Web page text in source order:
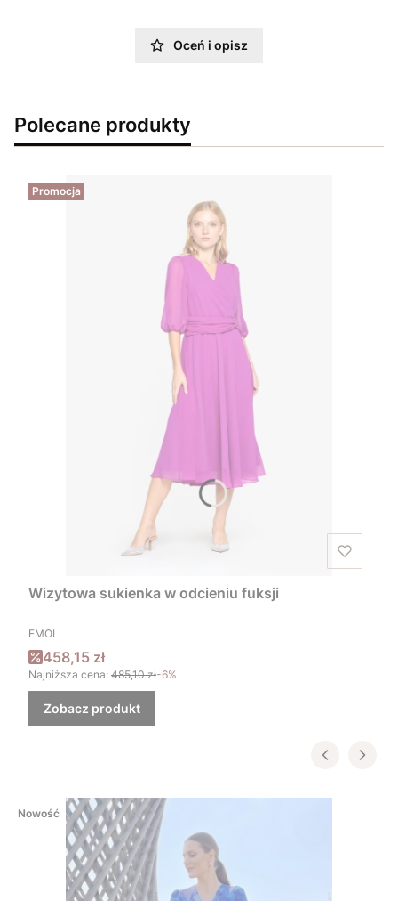
Oceń i opisz
Polecane produkty
Promocja
Wizytowa sukienka w odcieniu fuksji
PRODUCENT
EMOI
Cena promocyjna
458,15 zł
Najniższa cena: 485,10 zł-6%
Zobacz produkt
Nowość